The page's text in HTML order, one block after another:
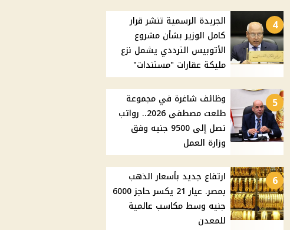
4
الجريدة الرسمية تنشر قرار
كامل الوزير بشأن مشروع
الأتوبيس الترددي يشمل نزع
مليكة عقارات "مستندات"
5
وظائف شاغرة في مجموعة
طلعت مصطفى 2026.. رواتب
تصل إلى 9500 جنيه وفق
وزارة العمل
6
ارتفاع جديد بأسعار الذهب
بمصر. عيار 21 يكسر حاجز 6000
جنيه وسط مكاسب عالمية
للمعدن